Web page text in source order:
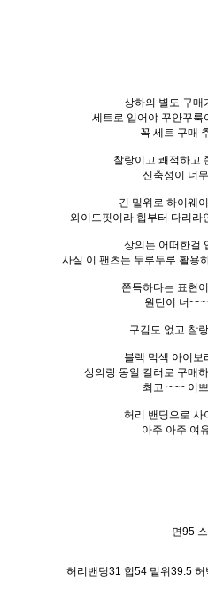
상하의 별도 구매
세트로 입어야 꾸안꾸룩
꼭 세트 구매
찰랑이고 쾌적하고
신축성이 너
긴 밑위로 하이웨
와이드핏이라 힙부터 다리라
상의는 어떠한걸
사실 이 팬츠는 두루두루 활용
쫀득하다는 표현
원단이 너
구김도 없고 찰
블랙 먹색 아이보
상의랑 동일 컬러로 구매
최고 ~~~ 이
허리 밴딩으로 사
아주 아주 여
면95
허리밴딩31 힙54 밑위39.5